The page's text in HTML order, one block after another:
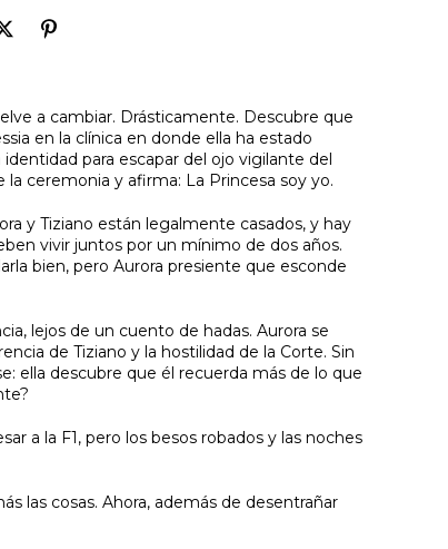
a cambiar. Drásticamente. Descubre que
en la clínica en donde ella ha estado
para escapar del ojo vigilante del
ceremonia y afirma: La Princesa soy yo.
y Tiziano están legalmente casados, y hay
vivir juntos por un mínimo de dos años.
bien, pero Aurora presiente que esconde
lejos de un cuento de hadas. Aurora se
de Tiziano y la hostilidad de la Corte. Sin
ella descubre que él recuerda más de lo que
a la F1, pero los besos robados y las noches
las cosas. Ahora, además de desentrañar